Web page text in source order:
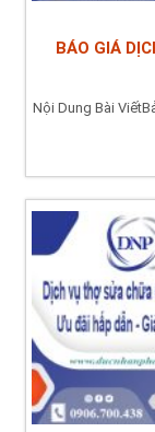
BÁO GIÁ
Nội Dung Bài